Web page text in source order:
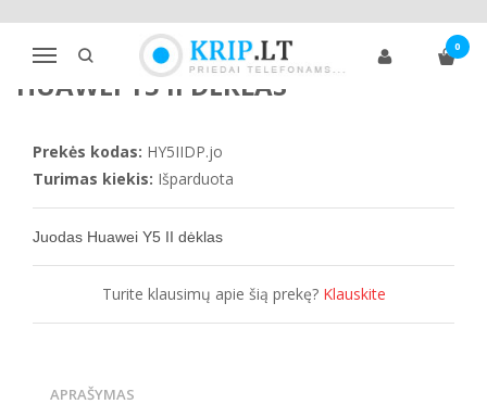
Navigacija
0
Pagrindinis Telefonų dėklai Huawei Kita Huawei Y5 II dėklas
HUAWEI Y5 II DĖKLAS
Prekės kodas: HY5IIDP.jo
Turimas kiekis: Išparduota
Juodas Huawei Y5 II dėklas
Turite klausimų apie šią prekę? Klauskite
APRAŠYMAS